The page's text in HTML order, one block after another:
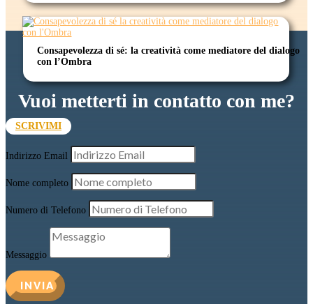
Consapevolezza di sé: la creatività come mediatore del dialogo
con l’Ombra
Vuoi metterti in contatto con me?
SCRIVIMI
Indirizzo Email
Nome completo
Numero di Telefono
Messaggio
INVIA